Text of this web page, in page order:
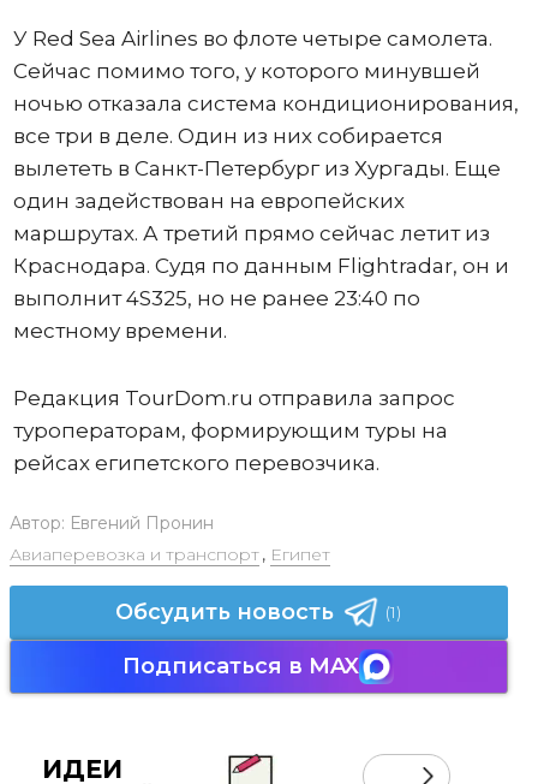
У Red Sea Airlines во флоте четыре самолета.
Сейчас помимо того, у которого минувшей
ночью отказала система кондиционирования,
все три в деле. Один из них собирается
вылететь в Санкт-Петербург из Хургады. Еще
один задействован на европейских
маршрутах. А третий прямо сейчас летит из
Краснодара. Судя по данным Flightradar, он и
выполнит 4S325, но не ранее 23:40 по
местному времени.
Редакция TourDom.ru отправила запрос
туроператорам, формирующим туры на
рейсах египетского перевозчика.
Автор: Евгений Пронин
Авиаперевозка и транспорт, Египет
Обсудить новость (1)
Подписаться в MAX
ИДЕИ